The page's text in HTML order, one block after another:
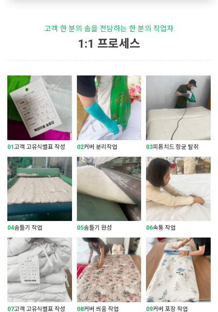
고객 한 분의 솜을 전담하는 한 분의 작업자
1:1 프로세스
01고객 고유식별표 작성 02커버 분리작업 03피톤치드 항균 탈취
04솜틀기 작업 05솜틀기 완성 06속통 작업
07고객 고유식별표 작성 08커버 씌움 작업 09커버 포장 작업